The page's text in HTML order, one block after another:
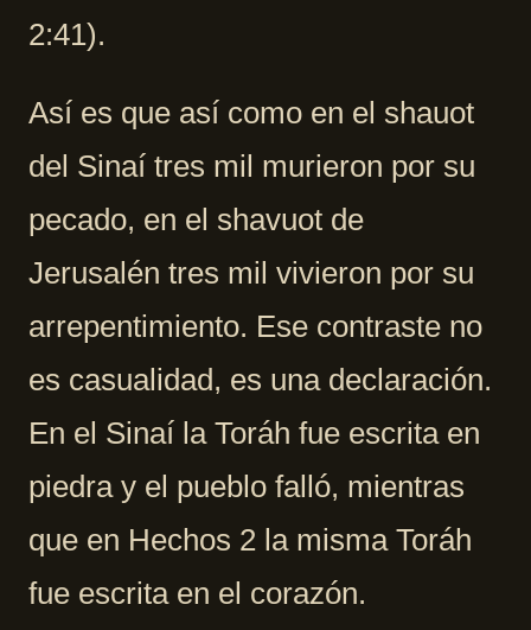
2:41).
Así es que así como en el shauot
del Sinaí tres mil murieron por su
pecado, en el shavuot de
Jerusalén tres mil vivieron por su
arrepentimiento. Ese contraste no
es casualidad, es una declaración.
En el Sinaí la Toráh fue escrita en
piedra y el pueblo falló, mientras
que en Hechos 2 la misma Toráh
fue escrita en el corazón.